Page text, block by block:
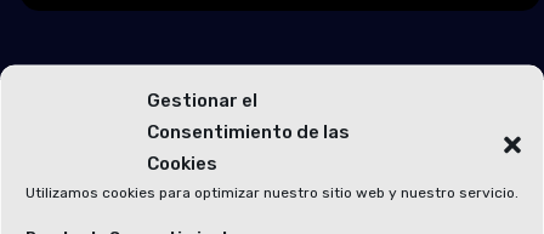
Gestionar el
Consentimiento de las
Cookies
Utilizamos cookies para optimizar nuestro sitio web y nuestro servicio.
Te has perdido